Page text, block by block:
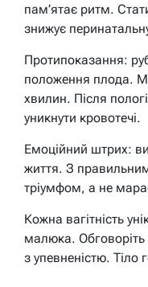
пам’ятає ритм.
знижує
Протипоказання:
положення плода.
хвилин. Після
уникнути кровотечі.
Емоційний штрих:
життя. З
тріумфом, а не
Кожна вагітність
малюка. Обговоріть
з упевненістю. Тіло